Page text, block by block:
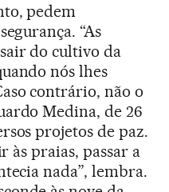
pedem
“As
do cultivo da
nós lhes
contrário, não o
Medina, de 26
projetos de paz.
às praias, passar a
nada”, lembra.